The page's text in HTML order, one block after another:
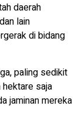
daerah
lain
di bidang
paling sedikit
saja
jaminan mereka